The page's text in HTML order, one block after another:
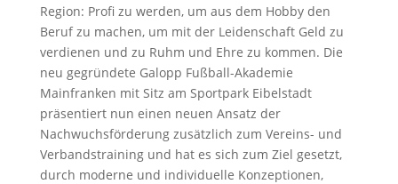
Region: Profi zu werden, um aus dem Hobby den
Beruf zu machen, um mit der Leidenschaft Geld zu
verdienen und zu Ruhm und Ehre zu kommen. Die
neu gegründete Galopp Fußball-Akademie
Mainfranken mit Sitz am Sportpark Eibelstadt
präsentiert nun einen neuen Ansatz der
Nachwuchsförderung zusätzlich zum Vereins- und
Verbandstraining und hat es sich zum Ziel gesetzt,
durch moderne und individuelle Konzeptionen,